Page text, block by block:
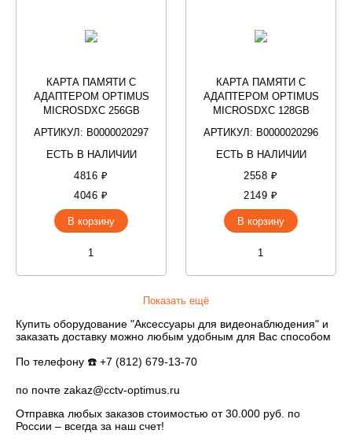
КАРТА ПАМЯТИ С
АДАПТЕРОМ OPTIMUS
MICROSDXC 256GB
АРТИКУЛ: В0000020297
ЕСТЬ В НАЛИЧИИ
4816 ₽
4046 ₽
В корзину
КАРТА ПАМЯТИ С
АДАПТЕРОМ OPTIMUS
MICROSDXC 128GB
АРТИКУЛ: В0000020296
ЕСТЬ В НАЛИЧИИ
2558 ₽
2149 ₽
В корзину
Показать ещё
Купить оборудование "Аксессуары для видеонаблюдения" и
заказать доставку можно любым удобным для Вас способом
По телефону ☎️ +7 (812) 679-13-70
по почте zakaz@cctv-optimus.ru
Отправка любых заказов стоимостью от 30.000 руб. по
России – всегда за наш счет!